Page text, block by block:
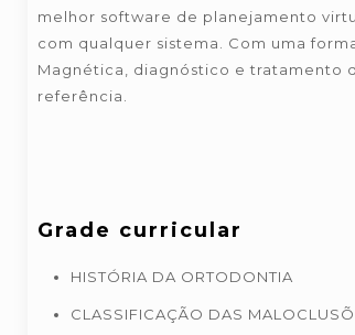
melhor software de planejamento
com qualquer sistema. Com uma
Magnética, diagnóstico e tratamento
referência.
Grade curricular
HISTÓRIA DA ORTODONTIA
CLASSIFICAÇÃO DAS